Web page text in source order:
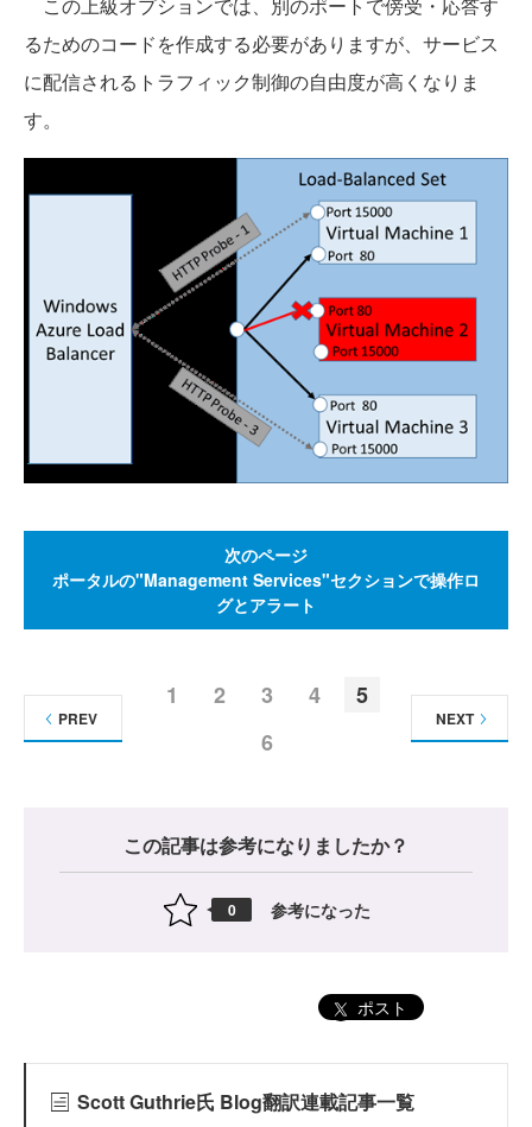
るためのコードを作成する必要がありますが、サービス
に配信されるトラフィック制御の自由度が高くなりま
す。
次のページ
ポータルの"Management Services"セクションで操作ロ
グとアラート
1 2 3 4
5
6
PREV NEXT
この記事は参考になりましたか？
0 参考になった
ポスト
Scott Guthrie氏 Blog翻訳連載記事一覧